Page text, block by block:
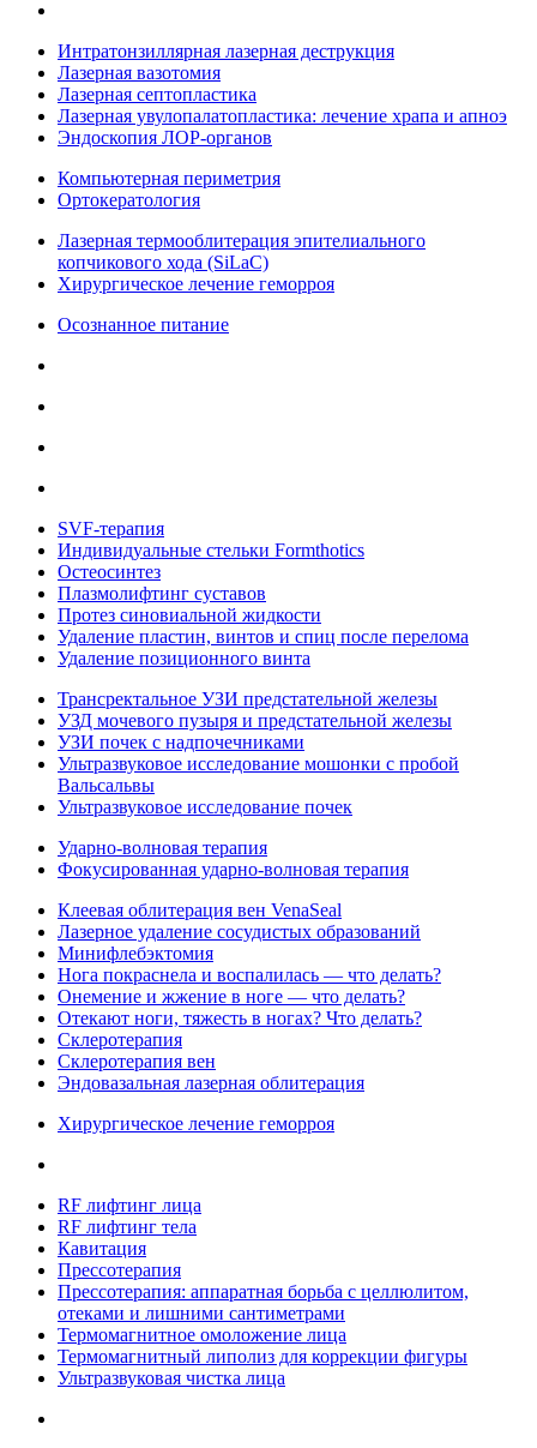
Интратонзиллярная лазерная деструкция
Лазерная вазотомия
Лазерная септопластика
Лазерная увулопалатопластика: лечение храпа и апноэ
Эндоскопия ЛОР-органов
Компьютерная периметрия
Ортокератология
Лазерная термооблитерация эпителиального
копчикового хода (SiLaC)
Хирургическое лечение геморроя
Осознанное питание
SVF-терапия
Индивидуальные стельки Formthotics
Остеосинтез
Плазмолифтинг суставов
Протез синовиальной жидкости
Удаление пластин, винтов и спиц после перелома
Удаление позиционного винта
Трансректальное УЗИ предстательной железы
УЗД мочевого пузыря и предстательной железы
УЗИ почек с надпочечниками
Ультразвуковое исследование мошонки с пробой
Вальсальвы
Ультразвуковое исследование почек
Ударно-волновая терапия
Фокусированная ударно-волновая терапия
Клеевая облитерация вен VenaSeal
Лазерное удаление сосудистых образований
Минифлебэктомия
Нога покраснела и воспалилась — что делать?
Онемение и жжение в ноге — что делать?
Отекают ноги, тяжесть в ногах? Что делать?
Склеротерапия
Склеротерапия вен
Эндовазальная лазерная облитерация
Хирургическое лечение геморроя
RF лифтинг лица
RF лифтинг тела
Кавитация
Прессотерапия
Прессотерапия: аппаратная борьба с целлюлитом,
отеками и лишними сантиметрами
Термомагнитное омоложение лица
Термомагнитный липолиз для коррекции фигуры
Ультразвуковая чистка лица